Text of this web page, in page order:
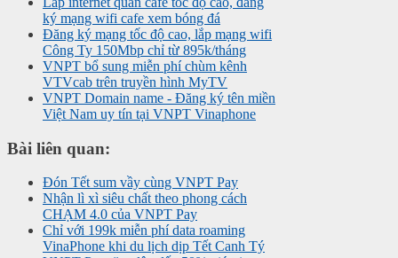
ký mạng wifi cafe xem bóng đá
Đăng ký mạng tốc độ cao, lắp mạng wifi
Công Ty 150Mbp chỉ từ 895k/tháng
VNPT bổ sung miễn phí chùm kênh
VTVcab trên truyền hình MyTV
VNPT Domain name - Đăng ký tên miền
Việt Nam uy tín tại VNPT Vinaphone
Bài liên quan:
Đón Tết sum vầy cùng VNPT Pay
Nhận lì xì siêu chất theo phong cách
CHẠM 4.0 của VNPT Pay
Chỉ với 199k miễn phí data roaming
VinaPhone khi du lịch dịp Tết Canh Tý